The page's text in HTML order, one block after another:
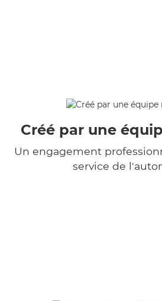
Créé par une
Un engagement
service de